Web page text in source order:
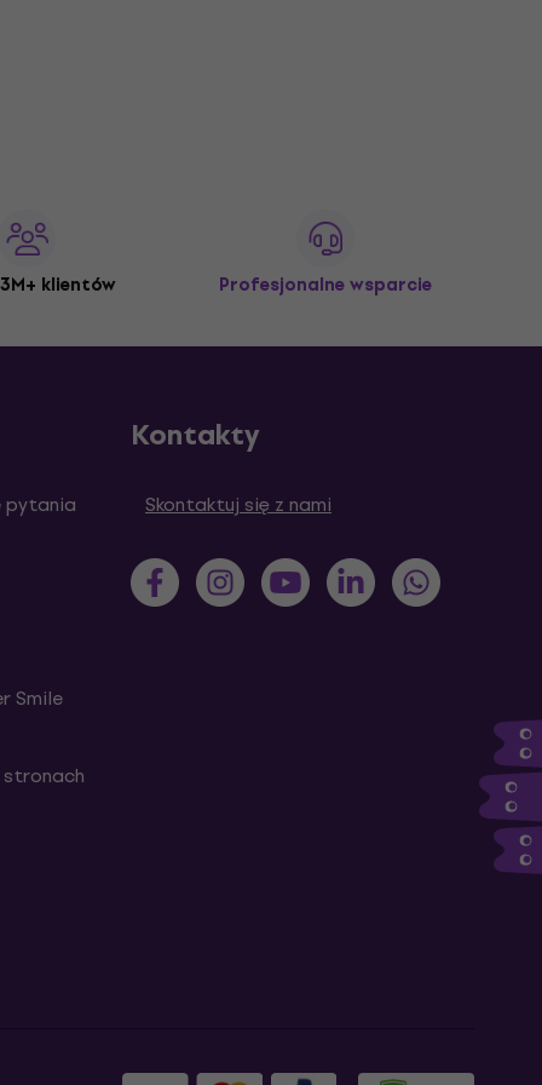
klientów Profesjonalne wsparcie
pytania
Smile
stronach
Kontakty
Skontaktuj się z nami